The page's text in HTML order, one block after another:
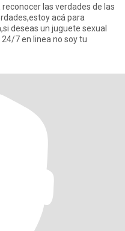
las verdades de las
acá para
deseas un juguete sexual
7 en linea no soy tu